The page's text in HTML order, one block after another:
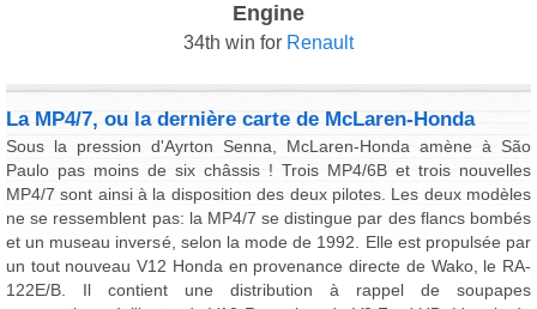
Engine
34th win for Renault
La MP4/7, ou la dernière carte de McLaren-Honda
Sous la pression d'Ayrton Senna, McLaren-Honda amène à São
Paulo pas moins de six châssis ! Trois MP4/6B et trois nouvelles
MP4/7 sont ainsi à la disposition des deux pilotes. Les deux modèles
ne se ressemblent pas: la MP4/7 se distingue par des flancs bombés
et un museau inversé, selon la mode de 1992. Elle est propulsée par
un tout nouveau V12 Honda en provenance directe de Wako, le RA-
122E/B. Il contient une distribution à rappel de soupapes